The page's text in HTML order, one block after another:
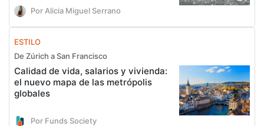
Por Alicia Miguel Serrano
ESTILO
De Zúrich a San Francisco
Calidad de vida, salarios y vivienda:
el nuevo mapa de las metrópolis
globales
Por Funds Society